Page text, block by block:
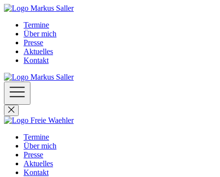
Termine
Über mich
Presse
Aktuelles
Kontakt
Termine
Über mich
Presse
Aktuelles
Kontakt